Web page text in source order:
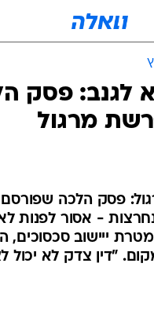
לגנב: פסק
מרגול
פסק הלכה שפורסם
- אסור לפנות
ייישוב סכסוכים,
"דין צדק לא יכול